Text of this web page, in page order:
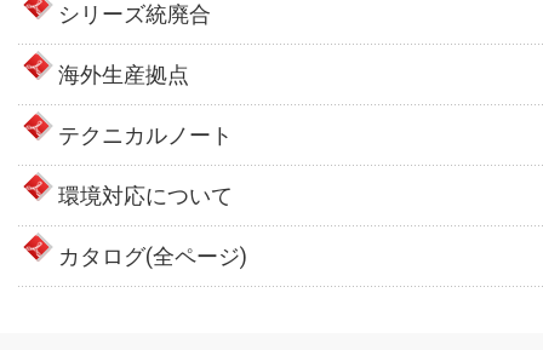
シリーズ統廃合
海外生産拠点
テクニカルノート
環境対応について
カタログ(全ページ)